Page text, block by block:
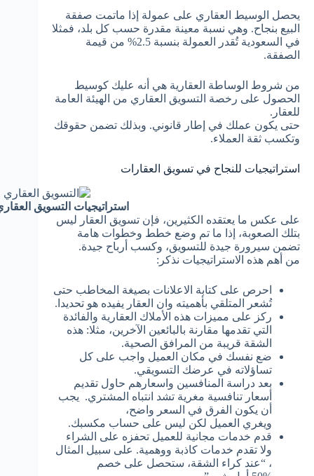
يحصل الوسيط العقاري على عمولة إذا ماتمت صفقة
البيع بنجاح. وهي نسبة معينة مقدرة حسب كل بلد، فمثلا
في السعودية تُقدر العمولة بنسبة
2.5% من قيمة
الصفقة.
من شروط الوساطة العقارية هي أنه عليك كوسيط
الحصول على رخصة التسويق العقاري من الهيئة العامة
للعقار.
حتى يكون عملك في إطار قانوني. وبذلك تضمن حقوقك
وتكسب ثقة العملاء.
استراتيجيات للنجاح في تسويق العقارات
استراتيجيات التسويق
على عكس ما يعتقده الكثيرين، فإن تسويق العقار ليس
بتلك الصعوبة، إذا ما تم وضع خطط وخطوات هامة
تضمن سيرورة جيدة للتسويق، وكسب أرباح جيدة.
من أهم هذه الاستراتيجيات نذكر:
احرص على كتابة الاعلانات بصيغة المخاطب حتى
تُشعر المتلقي بأهميته وان العقار يفيده هو تحديدا.
ركز على مميزات هذه الأملاك العقارية والفائدة
التي تقدمها مقارنة بالبائعين الآخرين، مثلا: هذه
الشقة قريبة من المرافق الصحية.
ضع نفسك في مكان العميل واجب على كل
تساؤلاته في عرضك التسويقي.
بعد دراسة المنافسين واسعارهم حاول تقديم
أسعار تنافسية مغرية تشد انتباه المشتري. يجب
أن يكون الفرق في السعر واضح،
ويغري العميل لكن ليس على حساب مكسبك.
قدم خدمات مجانية للعميل تحفزه على الشراء
ولا تقدم خدمات كاذبة ووهمية. على سبيل المثال
، “عند كراء الشقة، ستحصل على خصم